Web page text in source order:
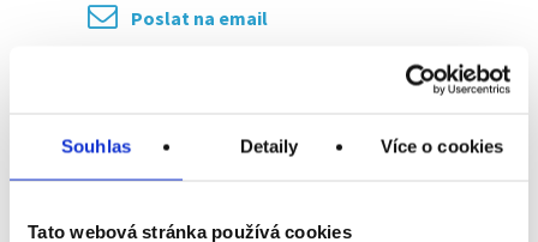
Souhlas Detaily Více o cookies
Tato webová stránka používá cookies
Poslat na email
Zpět